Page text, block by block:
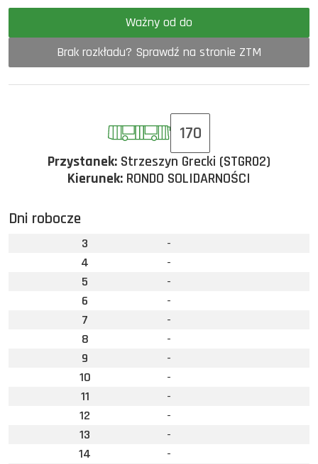
Ważny od do
Brak rozkładu? Sprawdź na stronie ZTM
170
Przystanek: Strzeszyn Grecki (STGR02)
Kierunek: RONDO SOLIDARNOŚCI
Dni robocze
3
-
4
-
5
-
6
-
7
-
8
-
9
-
10
-
11
-
12
-
13
-
14
-